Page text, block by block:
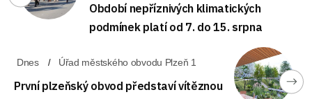
Období nepříznivých klimatických
podmínek platí od 7. do 15. srpna
Dnes Úřad městského obvodu Plzeň 1
První plzeňský obvod představí vítěznou